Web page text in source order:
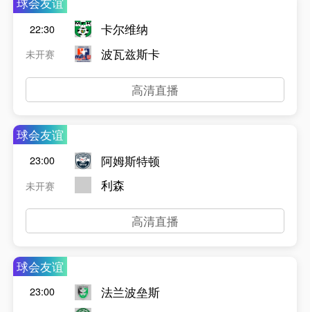
22:30
未开赛
卡尔维纳
波瓦兹斯卡
高清直播
球会友谊
23:00
未开赛
阿姆斯特顿
利森
高清直播
球会友谊
23:00
法兰波垒斯